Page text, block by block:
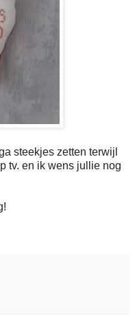
steekjes zetten terwijl
tv. en ik wens jullie nog